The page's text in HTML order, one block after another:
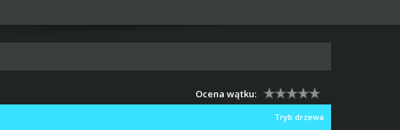
Ocena wątku:
Tryb drzewa